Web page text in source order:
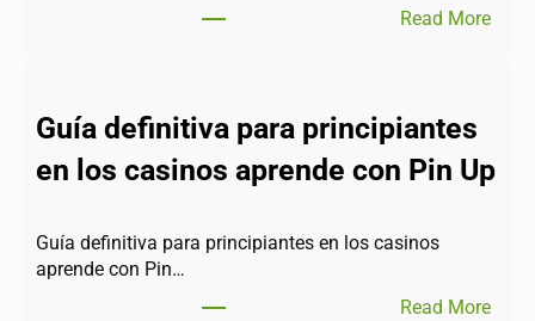
Read More
Guía definitiva para principiantes
en los casinos aprende con Pin Up
Guía definitiva para principiantes en los casinos
aprende con Pin…
Read More